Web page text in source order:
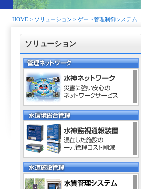
HOME > ソリューション > ゲート管理制御システム
ソリューション